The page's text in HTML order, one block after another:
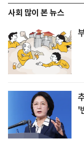
사회 많이 본 뉴스
'